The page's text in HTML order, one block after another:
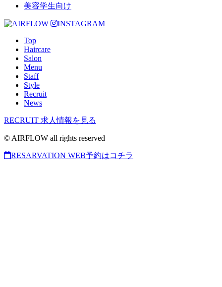
美容学生向け
INSTAGRAM
Top
Haircare
Salon
Menu
Staff
Style
Recruit
News
RECRUIT 求人情報を見る
© AIRFLOW all rights reserved
RESARVATION WEB予約はコチラ